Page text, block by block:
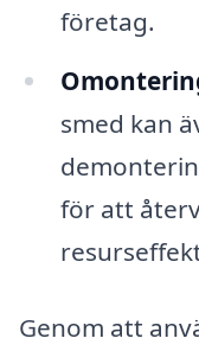
företag.
smed kan
för att
Genom att